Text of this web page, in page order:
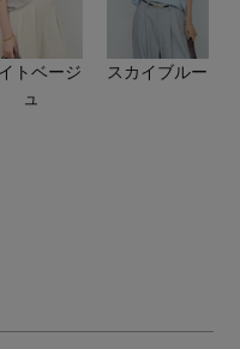
ールに
チ
レットケース
トベージ
ュ
スカイブルー